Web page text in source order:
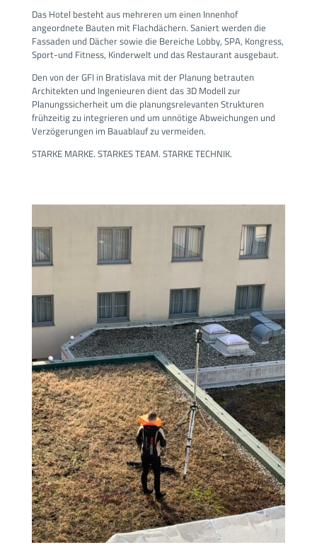
Das Hotel besteht aus mehreren um einen Innenhof
angeordnete Bauten mit Flachdächern. Saniert werden die
Fassaden und Dächer sowie die Bereiche Lobby, SPA, Kongress,
Sport-und Fitness, Kinderwelt und das Restaurant ausgebaut.
Den von der GFI in Bratislava mit der Planung betrauten
Architekten und Ingenieuren dient das 3D Modell zur
Planungssicherheit um die planungsrelevanten Strukturen
frühzeitig zu integrieren und um unnötige Abweichungen und
Verzögerungen im Bauablauf zu vermeiden.
STARKE MARKE. STARKES TEAM. STARKE TECHNIK.